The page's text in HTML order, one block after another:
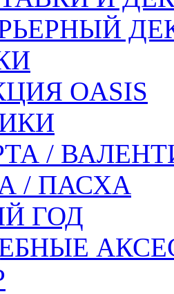
OASIS
/
/ ПАСХА
ГОД